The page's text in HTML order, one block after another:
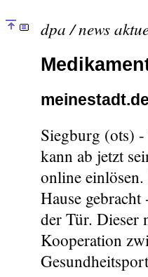
dpa / news
Siegburg (ots) -
kann ab jetzt
online
Hause
der Tür. Dieser
Kooperation